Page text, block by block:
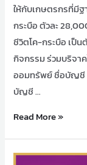
ให้กับเกษตรกรที่มีฐ
กระบือ ตัวละ
ชีวิตโค-กระบือ เป็
กิจกรรม ร่วมบริจา
ออมทรัพย์ ชื่อบัญชี
บัญชี …
Read More »